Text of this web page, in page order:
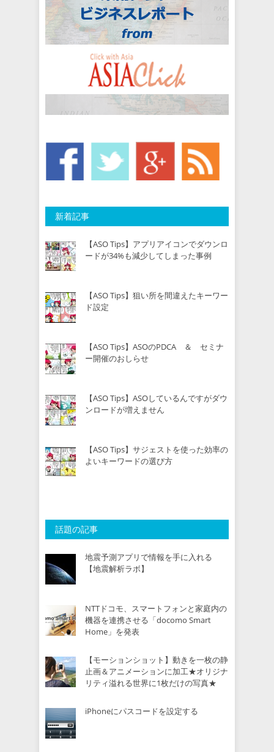
新着記事
【ASO Tips】アプリアイコンでダウンロ
ードが34%も減少してしまった事例
【ASO Tips】狙い所を間違えたキーワー
ド設定
【ASO Tips】ASOのPDCA ＆ セミナ
ー開催のおしらせ
【ASO Tips】ASOしているんですがダウ
ンロードが増えません
【ASO Tips】サジェストを使った効率の
よいキーワードの選び方
話題の記事
地震予測アプリで情報を手に入れる
【地震解析ラボ】
NTTドコモ、スマートフォンと家庭内の
機器を連携させる「docomo Smart
Home」を発表
【モーションショット】動きを一枚の静
止画＆アニメーションに加工★オリジナ
リティ溢れる世界に1枚だけの写真★
iPhoneにパスコードを設定する